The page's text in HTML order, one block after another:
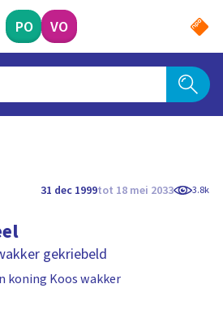
PO VO
31 dec 1999tot 18 mei 2033 3.8k
gekriebeld
koning Koos wakker